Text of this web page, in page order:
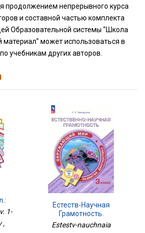
продолжением непрерывного курса
и составной частью комплекта
Образовательной системы "Школа
материал" может использоваться в
учебникам других авторов.
1-
,
Естеств-Научная
Грамотность.
Окружающий Мир 3кл
Estestv-nauchnaia